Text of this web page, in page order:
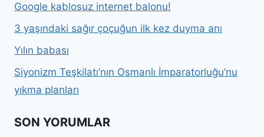
Google kablosuz internet balonu!
3 yaşındaki sağır çoçuğun ilk kez duyma anı
Yılın babası
Siyonizm Teşkilatı’nın Osmanlı İmparatorluğu’nu
yıkma planları
SON YORUMLAR